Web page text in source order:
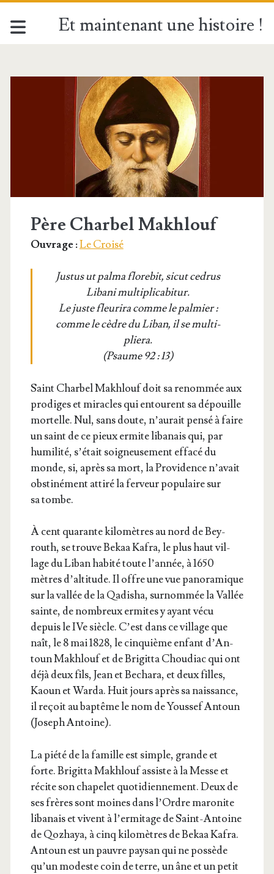
Et maintenant une histoire !
Étiquette :
<span>Saint
Charbel</span>
Père Charbel Makhlouf
Ouvrage :Le Croisé
Jus­tus ut pal­ma flo­re­bit, sicut cedrus
Liba­ni mul­ti­pli­ca­bi­tur.
Le juste fleu­ri­ra comme le pal­mier :
comme le cèdre du Liban, il se mul­ti­
plie­ra.
(Psaume 92 : 13)
Saint Char­bel Makh­louf doit sa renom­mée aux
pro­diges et miracles qui entourent sa dépouille
mor­telle. Nul, sans doute, n’au­rait pen­sé à faire
un saint de ce pieux ermite liba­nais qui, par
humi­li­té, s’é­tait soi­gneu­se­ment effa­cé du
monde, si, après sa mort, la Pro­vi­dence n’a­vait
obs­ti­né­ment atti­ré la fer­veur popu­laire sur
sa tombe.
À cent qua­rante kilo­mètres au nord de Bey­
routh, se trouve Bekaa Kafra, le plus haut vil­
lage du Liban habi­té toute l’an­née, à 1650
mètres d’al­ti­tude. Il offre une vue pano­ra­mique
sur la val­lée de la Qadi­sha, sur­nom­mée la Val­lée
sainte, de nom­breux ermites y ayant vécu
depuis le IVe siècle. C’est dans ce vil­lage que
naît, le 8 mai 1828, le cin­quième enfant d’An­
toun Makh­louf et de Bri­git­ta Chou­diac qui ont
déjà deux fils, Jean et Becha­ra, et deux filles,
Kaoun et War­da. Huit jours après sa nais­sance,
il reçoit au bap­tême le nom de Yous­sef Antoun
(Joseph Antoine).
La pié­té de la famille est simple, grande et
forte. Bri­git­ta Makh­louf assiste à la Messe et
récite son cha­pe­let quo­ti­dien­ne­ment. Deux de
ses frères sont moines dans l’Ordre maro­nite
liba­nais et vivent à l’er­mi­tage de Saint-Antoine
de Qoz­haya, à cinq kilo­mètres de Bekaa Kafra.
Antoun est un pauvre pay­san qui ne pos­sède
qu’un modeste coin de terre, un âne et un petit